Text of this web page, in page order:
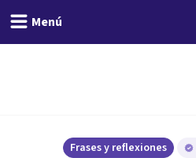
Menú
Frases y reflexiones